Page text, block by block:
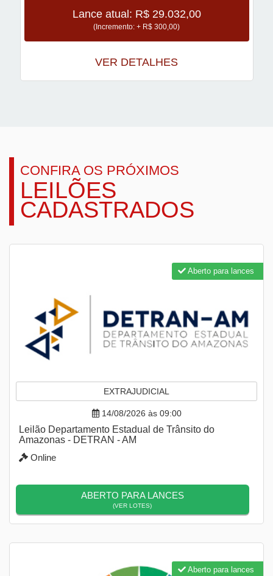
Lance atual: R$ 29.032,00
(Incremento: + R$ 300,00)
VER DETALHES
CONFIRA OS PRÓXIMOS
LEILÕES
CADASTRADOS
EXTRAJUDICIAL
14/08/2026 às 09:00
Leilão Departamento Estadual de Trânsito do
Amazonas - DETRAN - AM
Online
ABERTO PARA LANCES
(VER LOTES)
Aberto para lances
Aberto para lances